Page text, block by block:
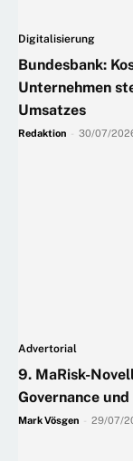
Digitalisierung
Bundesbank:
Unternehmen
Umsatzes
Redaktion 30/07/
Advertorial
9. MaRisk-
Governance
Mark Vösgen 29/07/